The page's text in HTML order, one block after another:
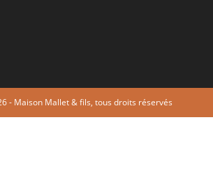
- Maison Mallet & fils, tous droits réservés